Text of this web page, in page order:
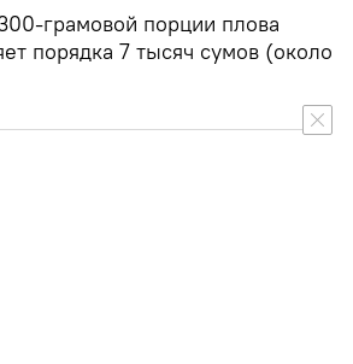
грамовой порции плова
порядка 7 тысяч сумов (около